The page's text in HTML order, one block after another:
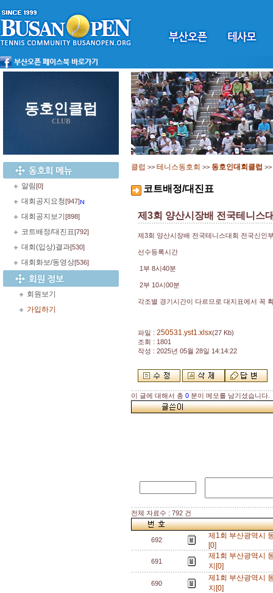
동호인클럽
CLUB
알림[0]
대회공지요청[947]
대회공지보기 [898]
코트배정/대진표[792]
대회(입상)결과[530]
대회화보/동영상[536]
회원보기
가입하기
클럽 >> 테니스동호회 >> 동호인대회클럽 >>
코트배정/대진표
제3회 양산시장배 전국테니스
제3회 양산시장배 전국테니스대회 전국신인
선수등록시간
1부 8시40분
2부 10시00분
각조별 경기시간이 다르므로 대지표에서 꼭
파일 : 250531.yst1.xlsx(27 Kb)
조회 : 1801
작성 : 2025년 05월 28일 14:14:22
이 글에 대해서 총 0 분이 메모를 남기셨습니다.
전체 자료수 : 792 건
692
제1회 부산광역시
[0]
691
제1회 부산광역시
지[0]
690
제1회 부산광역시
지[0]